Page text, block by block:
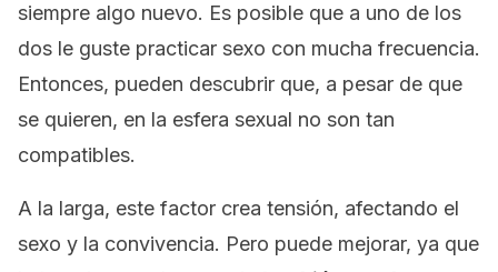
siempre algo nuevo. Es posible que a uno de los
dos le guste practicar sexo con mucha frecuencia.
Entonces, pueden descubrir que, a pesar de que
se quieren, en la esfera sexual no son tan
compatibles.
A la larga, este factor crea tensión, afectando el
sexo y la convivencia. Pero puede mejorar, ya que